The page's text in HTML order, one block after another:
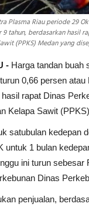
Plasma Riau periode 29
tahun, berdasarkan hasil
(PPKS) Medan yang
- Harga tandan buah
0,66 persen
rapat Dinas
Kelapa Sawit
satubulan kedepan
untuk 1 bulan
ini turun sebesar
Dinas
penjualan,